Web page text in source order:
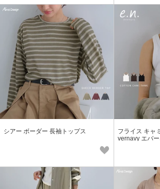
シアー ボーダー 長袖トップス
フライス キャ
vernavy エバ